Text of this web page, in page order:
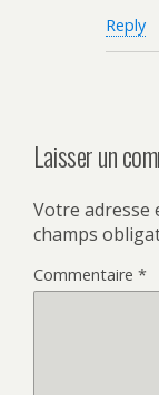
Reply
Laisser un
Votre adresse
champs
Commentaire *